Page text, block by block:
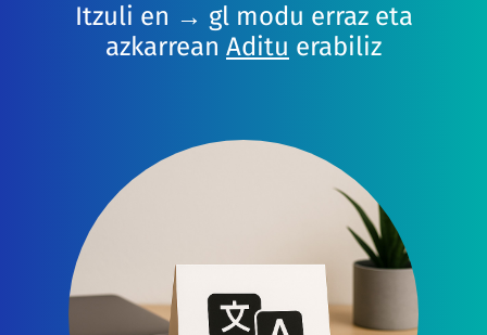
Itzuli en → gl modu erraz eta
azkarrean Aditu erabiliz